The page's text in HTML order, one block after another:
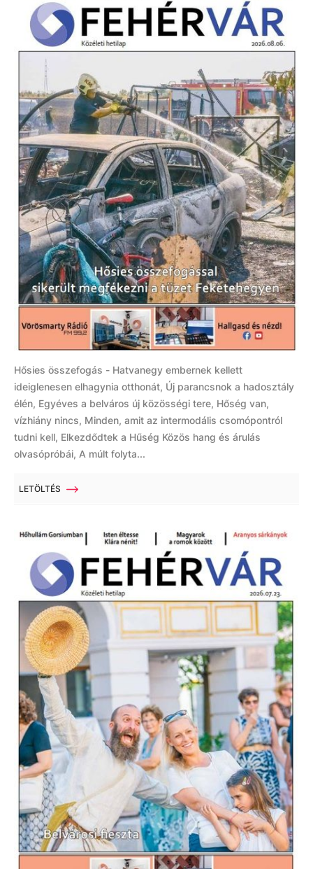
Hősies összefogás - Hatvanegy embernek kellett
ideiglenesen elhagynia otthonát, Új parancsnok a hadosztály
élén, Egyéves a belváros új közösségi tere, Hőség van,
vízhiány nincs, Minden, amit az intermodális csomópontról
tudni kell, Elkezdődtek a Hűség Közös hang és árulás
olvasópróbái, A múlt folyta...
LETÖLTÉS